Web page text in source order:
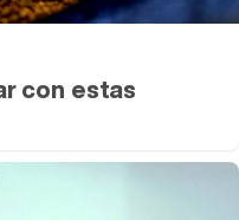
con estas